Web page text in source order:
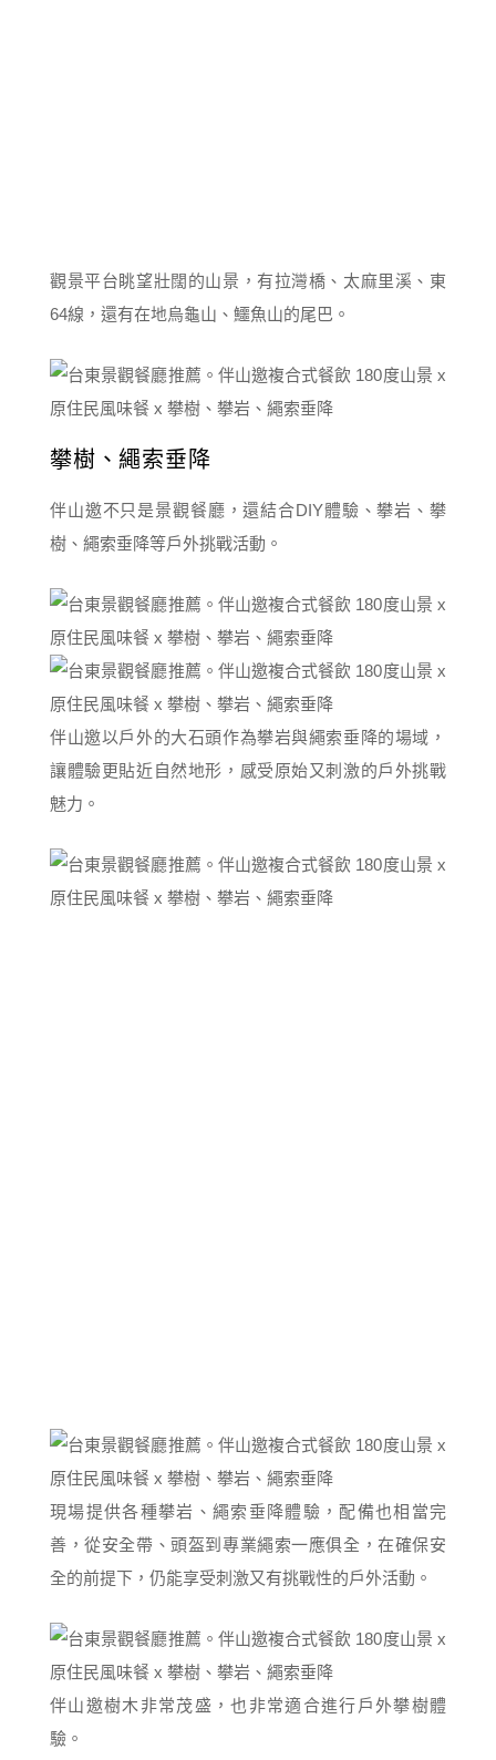
觀景平台眺望壯闊的山景，有拉灣橋、太麻里溪、東
64線，還有在地烏龜山、鱷魚山的尾巴。
攀樹、繩索垂降
伴山邀不只是景觀餐廳，還結合DIY體驗、攀岩、攀
樹、繩索垂降等戶外挑戰活動。
伴山邀以戶外的大石頭作為攀岩與繩索垂降的場域，
讓體驗更貼近自然地形，感受原始又刺激的戶外挑戰
魅力。
現場提供各種攀岩、繩索垂降體驗，配備也相當完
善，從安全帶、頭盔到專業繩索一應俱全，在確保安
全的前提下，仍能享受刺激又有挑戰性的戶外活動。
伴山邀樹木非常茂盛，也非常適合進行戶外攀樹體
驗。